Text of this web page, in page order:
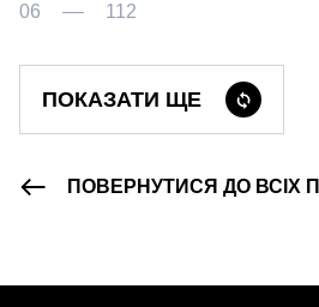
ПОВЕРНУТИСЯ ДО ВСІХ
ПОКАЗАТИ ЩЕ
06 112